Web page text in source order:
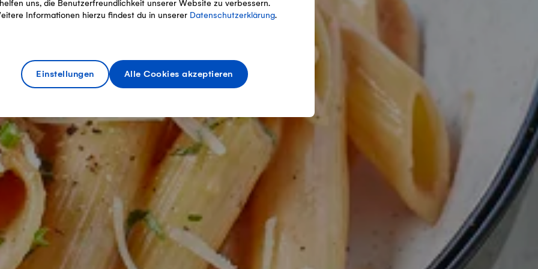
uns, die Benutzerfreundlichkeit unserer Website zu verbessern.
Informationen hierzu findest du in unserer Datenschutzerklärung.
Einstellungen Alle Cookies akzeptieren